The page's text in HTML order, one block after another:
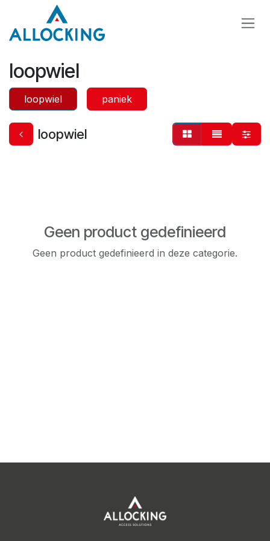
Overslaan naar inhoud
loopwiel
loopwiel paniek
loopwiel
Geen product gedefinieerd
Geen product gedefinieerd in deze categorie.